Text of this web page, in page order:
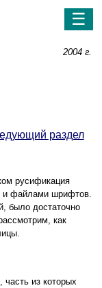
☰
2004 г.
раздел
русификация
и файлами шрифтов.
было достаточно
как
из которых